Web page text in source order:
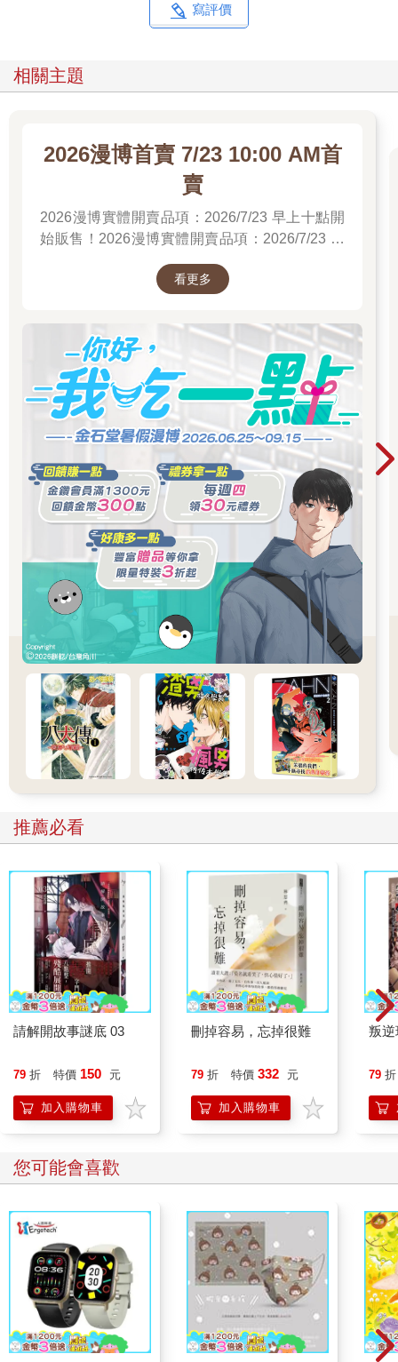
寫評價
相關主題
2026漫博首賣 7/23 10:00 AM首
賣
2026漫博實體開賣品項：2026/7/23 早上十點開
始販售！2026漫博實體開賣品項：2026/7/23 早
2026/7/23 早上十點開始販售！先領券券再結帳
看更多
推薦必看
請解開故事謎底 03
79 折 特價 150 元
加入購物車
刪掉容易，忘掉很難
79 折 特價 332 元
加入購物車
叛逆
79 折
您可能會喜歡